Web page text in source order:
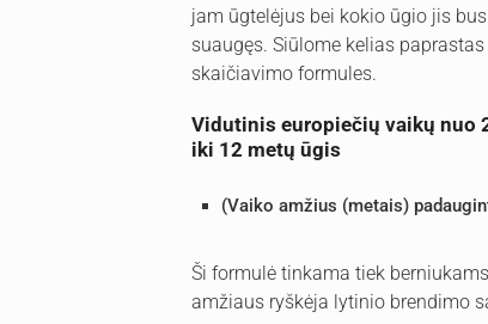
jam ūgtelėjus bei kokio ūgio jis bus
suaugęs. Siūlome kelias paprastas
skaičiavimo formules.
Vidutinis europiečių vaikų nuo
iki 12 metų ūgis
(Vaiko amžius (metais)
Ši formulė tinkama tiek
amžiaus ryškėja lytinio brendimo